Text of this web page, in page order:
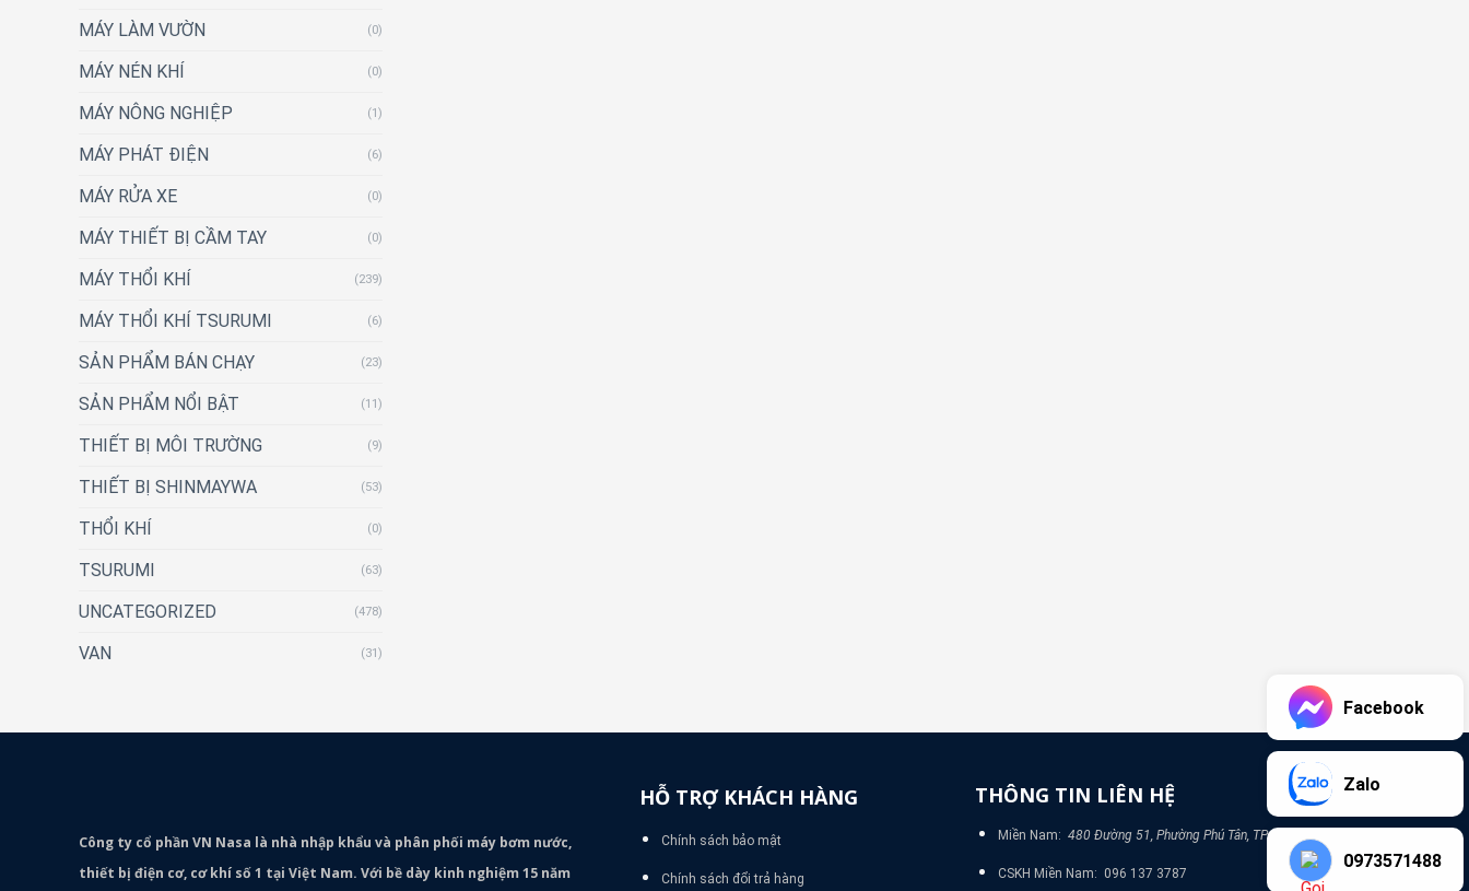
MÁY LÀM VƯỜN (0)
MÁY NÉN KHÍ (0)
MÁY NÔNG NGHIỆP (1)
MÁY PHÁT ĐIỆN (6)
MÁY RỬA XE (0)
MÁY THIẾT BỊ CẦM TAY (0)
MÁY THỔI KHÍ (239)
MÁY THỔI KHÍ TSURUMI (6)
SẢN PHẨM BÁN CHẠY (23)
SẢN PHẨM NỔI BẬT (11)
THIẾT BỊ MÔI TRƯỜNG (9)
THIẾT BỊ SHINMAYWA (53)
THỔI KHÍ (0)
TSURUMI (63)
UNCATEGORIZED (478)
VAN (31)
Công ty cổ phần VN Nasa là nhà nhập khẩu và phân phối máy bơm nước,
thiết bị điện cơ, cơ khí số 1 tại Việt Nam. Với bề dày kinh nghiệm 15 năm
HỖ TRỢ KHÁCH HÀNG
Chính sách bảo mật
Chính sách đổi trả hàng
THÔNG TIN LIÊN HỆ
Miền Nam: 480 Đường 51, Phường Phú Tân, TP Bình Dương
CSKH Miền Nam: 096 137 3787
Facebook
Zalo
0973571488